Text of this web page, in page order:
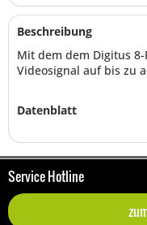
Beschreibung
Mit dem dem Digitus
Videosignal auf bis zu
Datenblatt
Service Hotline